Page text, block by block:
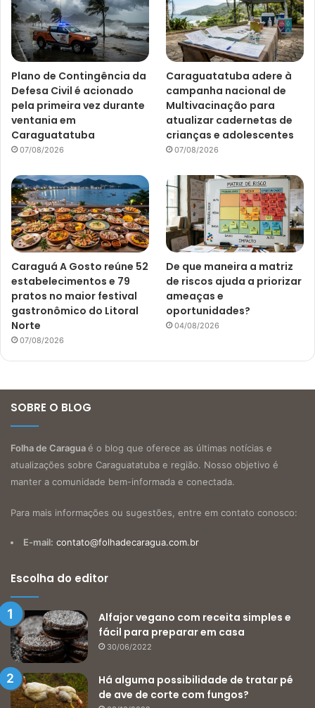
Plano de Contingência da
Defesa Civil é acionado
pela primeira vez durante
ventania em
Caraguatatuba
07/08/2026
Caraguatatuba adere à
campanha nacional de
Multivacinação para
atualizar cadernetas de
crianças e adolescentes
07/08/2026
Caraguá A Gosto reúne 52
estabelecimentos e 79
pratos no maior festival
gastronômico do Litoral
Norte
07/08/2026
De que maneira a matriz
de riscos ajuda a priorizar
ameaças e
oportunidades?
04/08/2026
SOBRE O BLOG
Folha de Caraguaé o blog que oferece as últimas notícias e
atualizações sobre Caraguatatuba e região. Nosso objetivo é
manter a comunidade bem-informada e conectada.
Para mais informações ou sugestões, entre em contato conosco:
E-mail: contato@folhadecaragua.com.br
Escolha do editor
Alfajor vegano com receita simples e
fácil para preparar em casa
30/06/2022
Há alguma possibilidade de tratar pé
de ave de corte com fungos?